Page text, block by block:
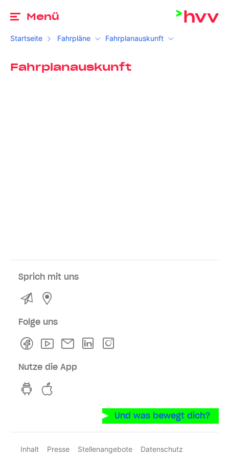
Menü
Startseite Fahrpläne Fahrplanauskunft
Fahrplanauskunft
Sprich mit uns
Kontakt
Folge uns
FacebookYoutubeNewsletterLinkedln
Nutze die App
hvv switch App auf GooglePlay
Und was bewegt dich?
Inhalt Presse Stellenangebote
Datenschutz